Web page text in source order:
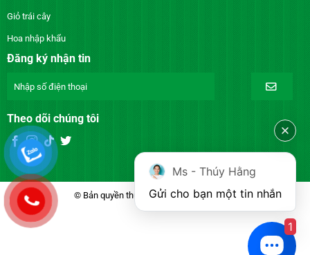
Giỏ trái cây
Hoa nhập khẩu
Đăng ký nhận tin
Theo dõi chúng tôi
© Bản quyền thuộc về DienhoaXANH.com
Ms - Thúy Hằng
Gửi cho bạn một tin nhắn
1